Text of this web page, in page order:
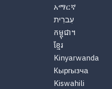
አማርኛ
עִברִית
កម្ពុជា។
ខ្មែរ
Kinyarwanda
Кыргызча
Kiswahili